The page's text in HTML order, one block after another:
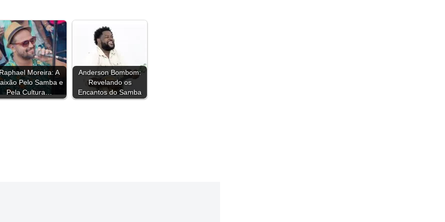
a
r
e
Moreira: A
Pelo Samba e
Pela Cultura…
Anderson Bombom:
Revelando os
Encantos do Samba